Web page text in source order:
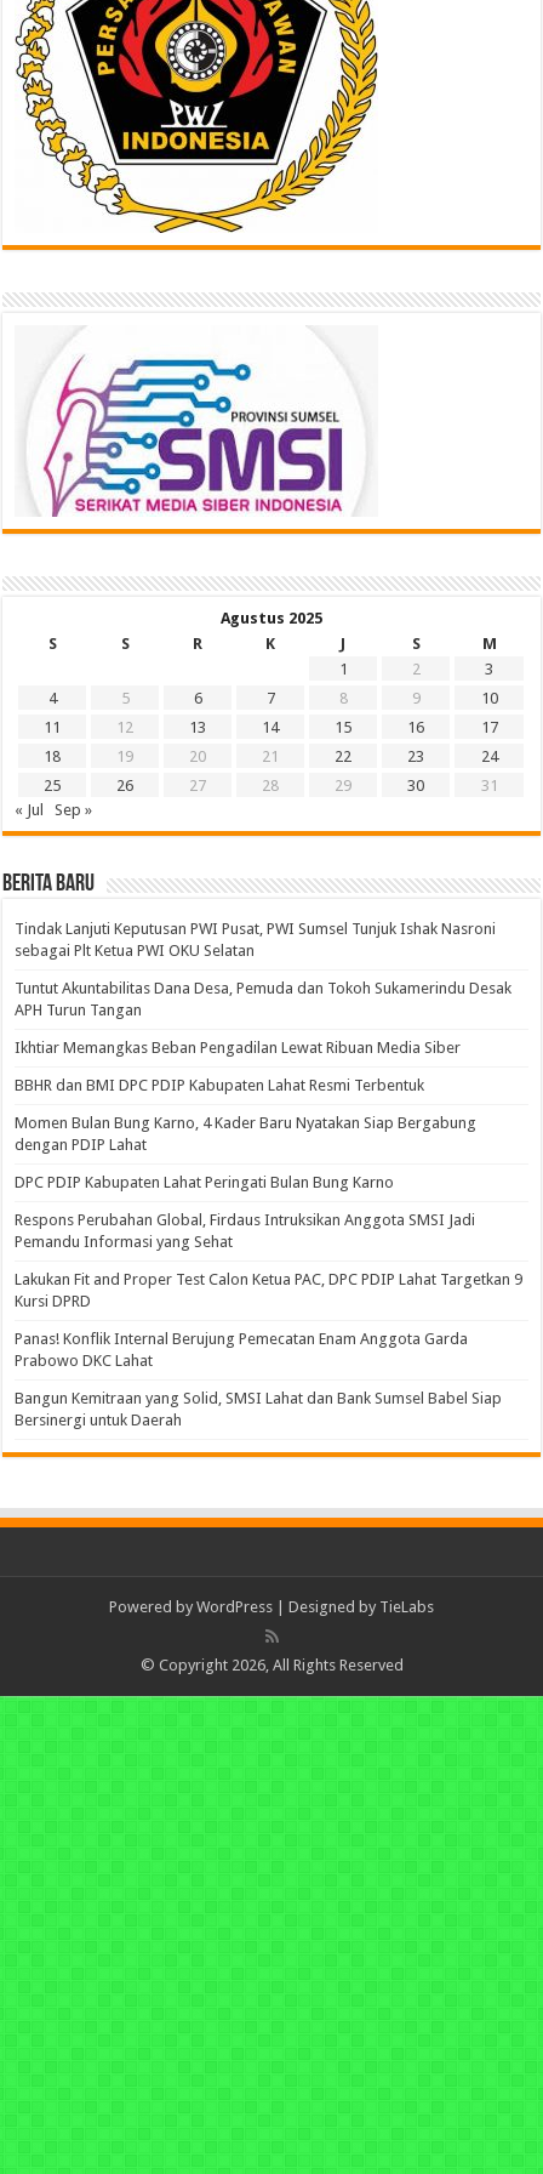
Agustus 2025
S
S R K J S
M
1
2
3
4
5 6 7 8 9
10
11
12 13 14 15 16
17
18
19 20 21 22 23
24
25
26 27 28 29 30
31
« Jul
Sep »
BERITA BARU
Tindak Lanjuti Keputusan PWI Pusat, PWI Sumsel Tunjuk Ishak Nasroni
sebagai Plt Ketua PWI OKU Selatan
Tuntut Akuntabilitas Dana Desa, Pemuda dan Tokoh Sukamerindu Desak
APH Turun Tangan
Ikhtiar Memangkas Beban Pengadilan Lewat Ribuan Media Siber
BBHR dan BMI DPC PDIP Kabupaten Lahat Resmi Terbentuk
Momen Bulan Bung Karno, 4 Kader Baru Nyatakan Siap Bergabung
dengan PDIP Lahat
DPC PDIP Kabupaten Lahat Peringati Bulan Bung Karno
Respons Perubahan Global, Firdaus Intruksikan Anggota SMSI Jadi
Pemandu Informasi yang Sehat
Lakukan Fit and Proper Test Calon Ketua PAC, DPC PDIP Lahat Targetkan 9
Kursi DPRD
Panas! Konflik Internal Berujung Pemecatan Enam Anggota Garda
Prabowo DKC Lahat
Bangun Kemitraan yang Solid, SMSI Lahat dan Bank Sumsel Babel Siap
Bersinergi untuk Daerah
Powered by WordPress | Designed by TieLabs
© Copyright 2026, All Rights Reserved